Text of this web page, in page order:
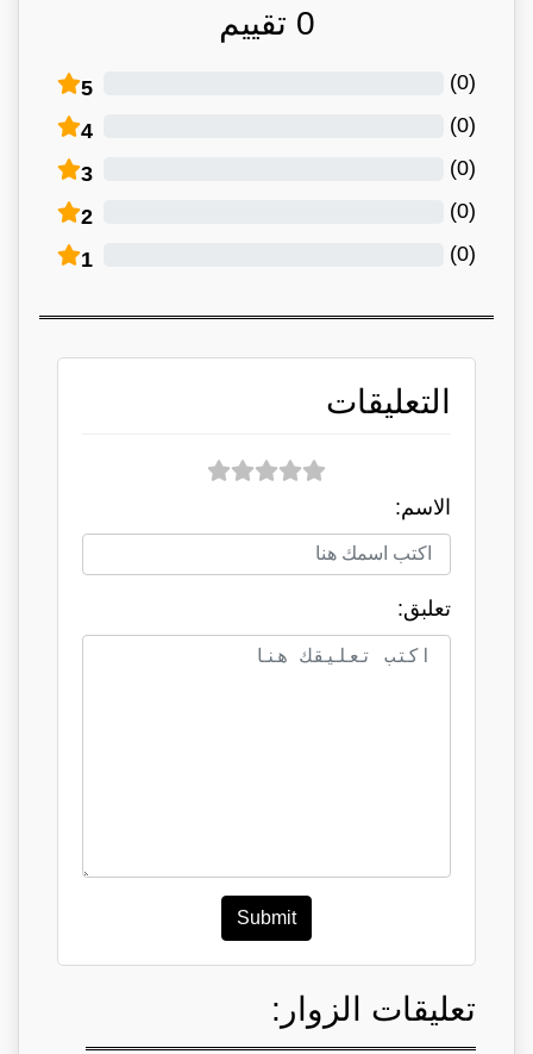
0 تقييم
5 (
0
)
4 (
0
)
3 (
0
)
2 (
0
)
1 (
0
)
التعليقات
الاسم:
تعلبق:
Submit
تعليقات الزوار: